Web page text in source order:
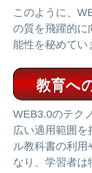
このように、
の質を飛躍的に
能性を秘めてい
教育へ
WEB3.0のテク
広い適用範囲を
ル教科書の利用
なり、学習者は